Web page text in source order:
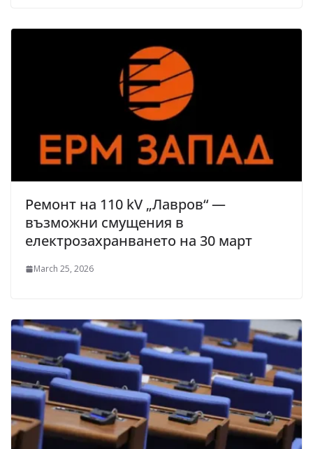
Ремонт на 110 kV „Лавров“ —
възможни смущения в
електрозахранването на 30 март
March 25, 2026